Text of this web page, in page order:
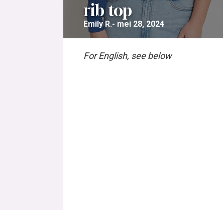
rib top
Emily R. mei 28, 2024
For English, see below